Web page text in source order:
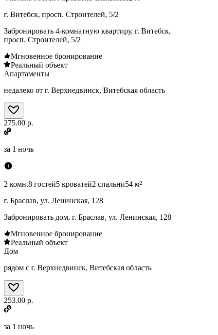
г. Витебск, просп. Строителей, 5/2
Забронировать 4-комнатную квартиру, г. Витебск,
просп. Строителей, 5/2
Мгновенное бронирование
Реальный объект
Апартаменты
недалеко от г. Верхнедвинск, Витебская область
275.00 р.
за 1 ночь
2 комн.8 гостей5 кроватей2 спальни54 м²
г. Браслав, ул. Ленинская, 128
Забронировать дом, г. Браслав, ул. Ленинская, 128
Мгновенное бронирование
Реальный объект
Дом
рядом с г. Верхнедвинск, Витебская область
253.00 р.
за 1 ночь